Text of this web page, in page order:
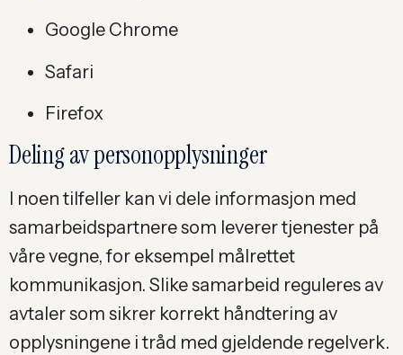
Google Chrome
Safari
Firefox
Deling av personopplysninger
I noen tilfeller kan vi dele informasjon med
samarbeidspartnere som leverer tjenester på
våre vegne, for eksempel målrettet
kommunikasjon. Slike samarbeid reguleres av
avtaler som sikrer korrekt håndtering av
opplysningene i tråd med gjeldende regelverk.